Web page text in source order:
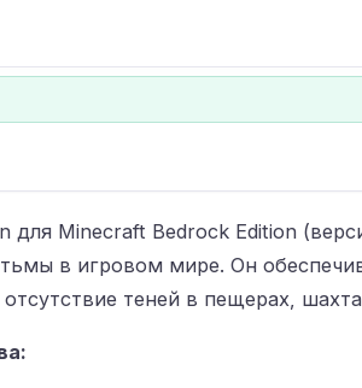
для Minecraft Bedrock Edition
в игровом мире. Он
теней в пещерах,